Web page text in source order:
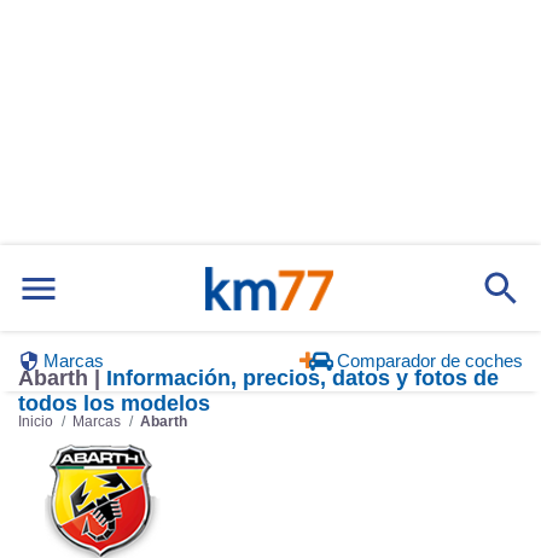
Marcas Comparador de coches
Inicio Marcas Abarth
Abarth | Información, precios, datos y fotos de
todos los modelos